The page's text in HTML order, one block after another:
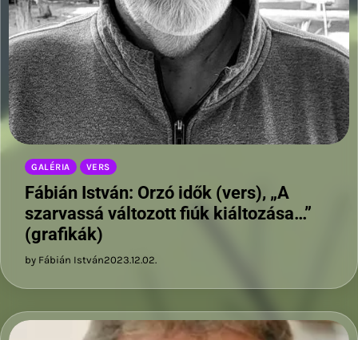
GALÉRIA VERS
Fábián István: Orzó idők (vers), „A
szarvassá változott fiúk kiáltozása…”
(grafikák)
by Fábián István2023.12.02.